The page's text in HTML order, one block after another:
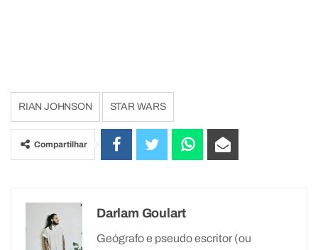
RIAN JOHNSON STAR WARS
Compartilhar
Darlam Goulart
Geógrafo e pseudo escritor (ou